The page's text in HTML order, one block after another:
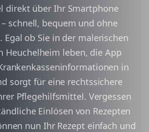
direkt über Ihr Smartphone
schnell, bequem und ohne
Egal ob Sie in der malerischen
Heuchelheim leben, die App
in
sorgt für eine rechtssichere
Pflegehilfsmittel. Vergessen
Einlösen von Rezepten
nun Ihr Rezept einfach und